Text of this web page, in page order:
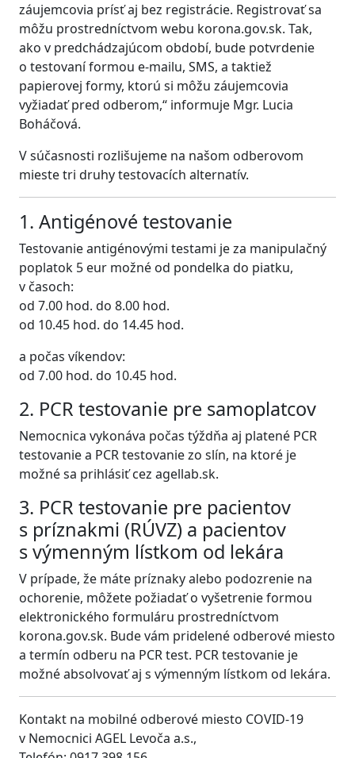
záujemcovia prísť aj bez registrácie. Registrovať sa
môžu prostredníctvom webu korona.gov.sk. Tak,
ako v predchádzajúcom období, bude potvrdenie
o testovaní formou e-mailu, SMS, a taktiež
papierovej formy, ktorú si môžu záujemcovia
vyžiadať pred odberom,“ informuje Mgr. Lucia
Boháčová.
V súčasnosti rozlišujeme na našom odberovom
mieste tri druhy testovacích alternatív.
1. Antigénové testovanie
Testovanie antigénovými testami je za manipulačný
poplatok 5 eur možné od pondelka do piatku,
v časoch:
od 7.00 hod. do 8.00 hod.
od 10.45 hod. do 14.45 hod.
a počas víkendov:
od 7.00 hod. do 10.45 hod.
2. PCR testovanie pre samoplatcov
Nemocnica vykonáva počas týždňa aj platené PCR
testovanie a PCR testovanie zo slín, na ktoré je
možné sa prihlásiť cez agellab.sk.
3. PCR testovanie pre pacientov
s príznakmi (RÚVZ) a pacientov
s výmenným lístkom od lekára
V prípade, že máte príznaky alebo podozrenie na
ochorenie, môžete požiadať o vyšetrenie formou
elektronického formuláru prostredníctvom
korona.gov.sk. Bude vám pridelené odberové miesto
a termín odberu na PCR test. PCR testovanie je
možné absolvovať aj s výmenným lístkom od lekára.
Kontakt na mobilné odberové miesto COVID-19
v Nemocnici AGEL Levoča a.s.,